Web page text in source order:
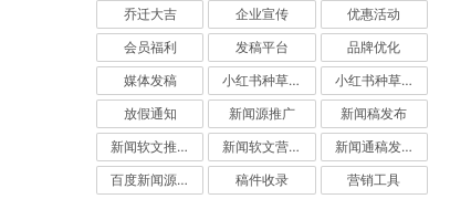
乔迁大吉 企业宣传 优惠活动
会员福利 发稿平台 品牌优化
媒体发稿 小红书种草推广 小红书种草营销
放假通知 新闻源推广 新闻稿发布
新闻软文推广发稿 新闻软文营销推广 新闻通稿发布推广
百度新闻源发布 稿件收录 营销工具